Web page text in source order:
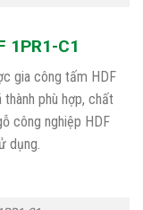
1PR1-C1
gia công tấm HDF
phù hợp, chất
công nghiệp HDF
dụng.